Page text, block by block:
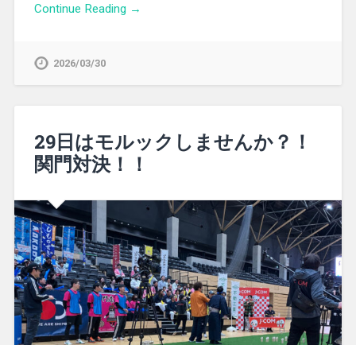
Continue Reading →
2026/03/30
29日はモルックしませんか？！
関門対決！！